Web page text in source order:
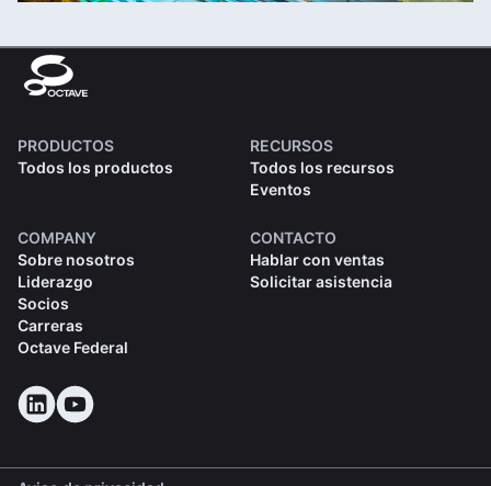
PRODUCTOS
Todos los productos
RECURSOS
Todos los recursos
Eventos
COMPANY
Sobre nosotros
Liderazgo
Socios
Carreras
Octave Federal
CONTACTO
Hablar con ventas
Solicitar asistencia